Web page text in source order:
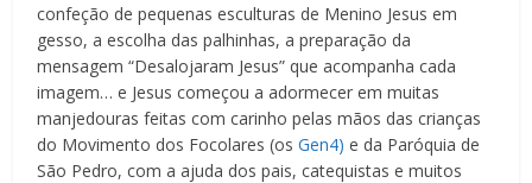
confeção de pequenas esculturas de Menino Jesus em
gesso, a escolha das palhinhas, a preparação da
mensagem “Desalojaram Jesus” que acompanha cada
imagem… e Jesus começou a adormecer em muitas
manjedouras feitas com carinho pelas mãos das crianças
do Movimento dos Focolares (osGen4) e da Paróquia de
São Pedro, com a ajuda dos pais, catequistas e muitos